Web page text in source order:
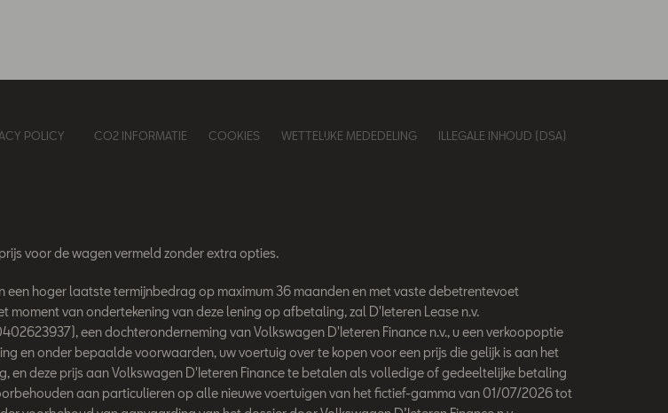
POLICY CO2 INFORMATIE COOKIES WETTELIJKE MEDEDELING ILLEGALE INHOUD (DSA)
voor de wagen vermeld zonder extra opties.
hoger laatste termijnbedrag op maximum 36 maanden en met vaste debetrentevoet
van ondertekening van deze lening op afbetaling, zal D'Ieteren Lease n.v.
een dochteronderneming van Volkswagen D'Ieteren Finance n.v., u een verkoopoptie
en onder bepaalde voorwaarden, uw voertuig over te kopen voor een prijs die gelijk is aan het
deze prijs aan Volkswagen D'Ieteren Finance te betalen als volledige of gedeeltelijke betaling
aan particulieren op alle nieuwe voertuigen van het fictief-gamma van 01/07/2026 tot